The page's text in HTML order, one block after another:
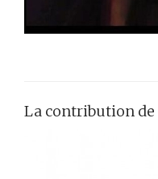
La contribution de